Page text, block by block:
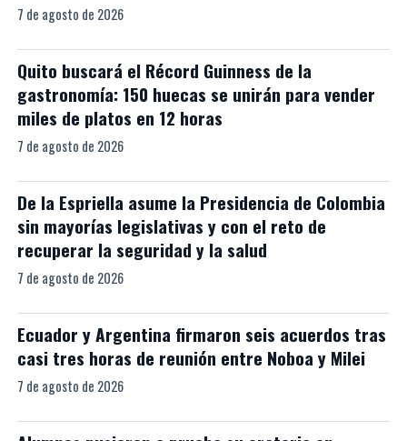
7 de agosto de 2026
Quito buscará el Récord Guinness de la
gastronomía: 150 huecas se unirán para vender
miles de platos en 12 horas
7 de agosto de 2026
De la Espriella asume la Presidencia de Colombia
sin mayorías legislativas y con el reto de
recuperar la seguridad y la salud
7 de agosto de 2026
Ecuador y Argentina firmaron seis acuerdos tras
casi tres horas de reunión entre Noboa y Milei
7 de agosto de 2026